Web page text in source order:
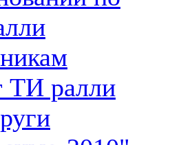
ТИ ралли